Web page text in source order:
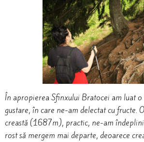
În apropierea Sfinxului Bratocei am luat o
gustare, în care ne-am delectat cu fructe.
creastă (1687m), practic, ne-am
rost să mergem mai departe, deoarece